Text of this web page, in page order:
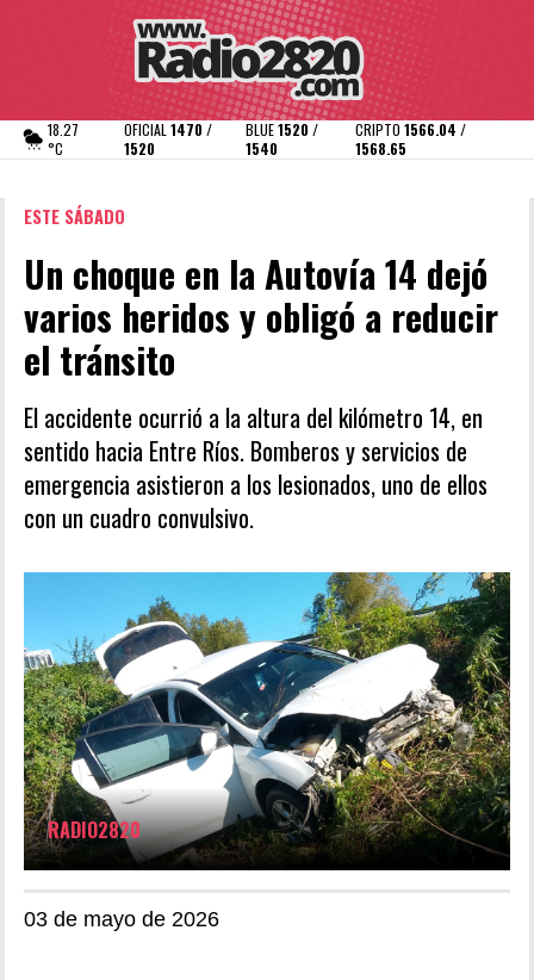
18.27
°C
OFICIAL 1470 /
1520
BLUE1520 /
1540
CRIPTO1566.04 /
1568.65
ESTE SÁBADO
Un choque en la Autovía 14 dejó
varios heridos y obligó a reducir
el tránsito
El accidente ocurrió a la altura del kilómetro 14, en
sentido hacia Entre Ríos. Bomberos y servicios de
emergencia asistieron a los lesionados, uno de ellos
con un cuadro convulsivo.
RADIO2820
03 de mayo de 2026